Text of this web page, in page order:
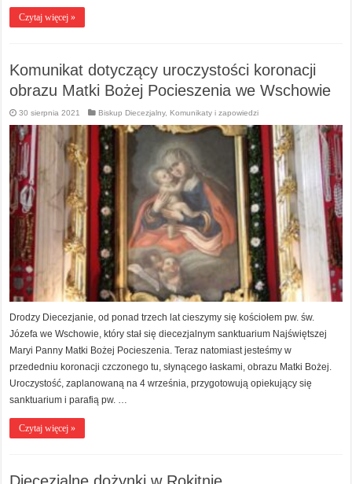
Czytaj więcej »
Komunikat dotyczący uroczystości koronacji
obrazu Matki Bożej Pocieszenia we Wschowie
30 sierpnia 2021 Biskup Diecezjalny, Komunikaty i zapowiedzi
Drodzy Diecezjanie, od ponad trzech lat cieszymy się kościołem pw. św.
Józefa we Wschowie, który stał się diecezjalnym sanktuarium Najświętszej
Maryi Panny Matki Bożej Pocieszenia. Teraz natomiast jesteśmy w
przededniu koronacji czczonego tu, słynącego łaskami, obrazu Matki Bożej.
Uroczystość, zaplanowaną na 4 września, przygotowują opiekujący się
sanktuarium i parafią pw. …
Czytaj więcej »